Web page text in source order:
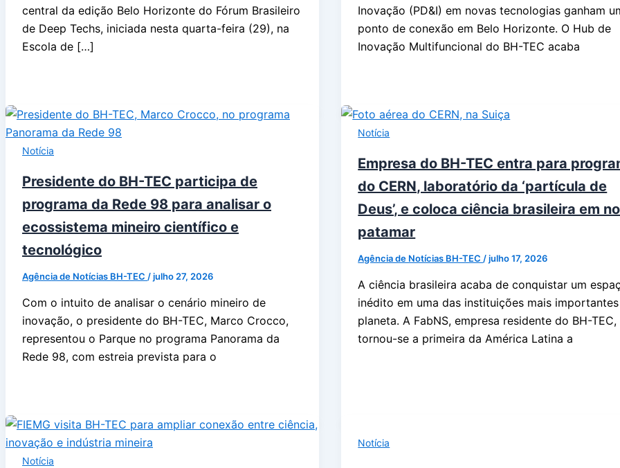
central da edição Belo Horizonte do Fórum Brasileiro
de Deep Techs, iniciada nesta quarta-feira (29), na
Escola de […]
Inovação (PD&I) em novas tecnologias ganham
ponto de conexão em Belo Horizonte. O Hub de
Inovação Multifuncional do BH-TEC acaba
Notícia
Presidente do BH-TEC participa de
programa da Rede 98 para analisar o
ecossistema mineiro científico e
tecnológico
Agência de Notícias BH-TEC /julho 27, 2026
Com o intuito de analisar o cenário mineiro de
inovação, o presidente do BH-TEC, Marco Crocco,
representou o Parque no programa Panorama da
Rede 98, com estreia prevista para o
Notícia
Empresa do BH-TEC entra para
do CERN, laboratório da ‘partícula de
Deus’, e coloca ciência brasileira em
patamar
Agência de Notícias BH-TEC/julho 17, 2026
A ciência brasileira acaba de conquistar um
inédito em uma das instituições mais
planeta. A FabNS, empresa residente do BH-TEC,
tornou-se a primeira da América Latina a
Notícia
Notícia